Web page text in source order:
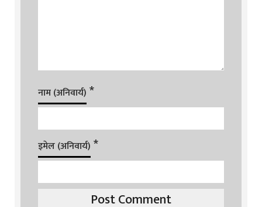
नाम (अनिवार्य) *
इमेल (अनिवार्य) *